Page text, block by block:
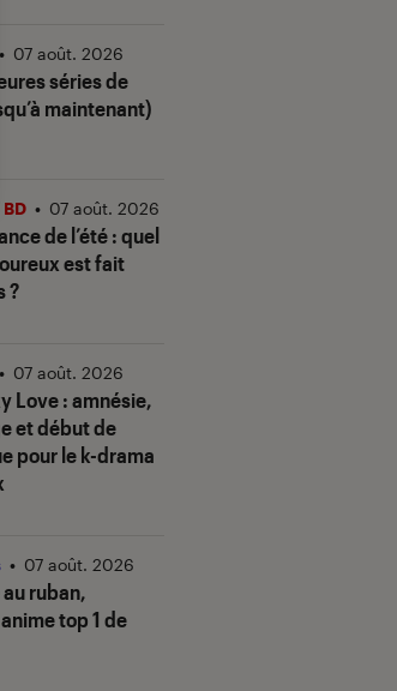
séries de
maintenant)
• 07 août. 2026
de l’été : quel
est fait
?
• 07 août. 2026
Love: amnésie,
et début de
pour le k-drama
• 07 août. 2026
au ruban,
top 1 de
• 07 août. 2026